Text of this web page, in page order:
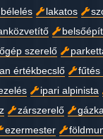
lakatos
szerelő
értékbecslő fűtés
ipari alpinista
zárszerelő
ezermester